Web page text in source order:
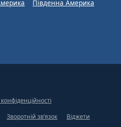
Південна Америка
Зворотній зв’язок
Віджети